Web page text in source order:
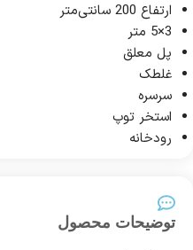
ارتفاع 200 سانتی‌متر
3×5 متر
پل معلق
غلطک
سرسره
استخر توپ
رودخانه
توضیحات محصول